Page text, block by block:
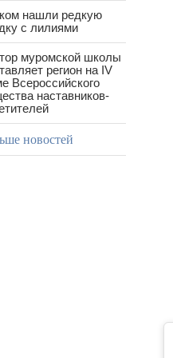
нашли редкую
с лилиями
муромской школы
регион на IV
Всероссийского
наставников-
новостей